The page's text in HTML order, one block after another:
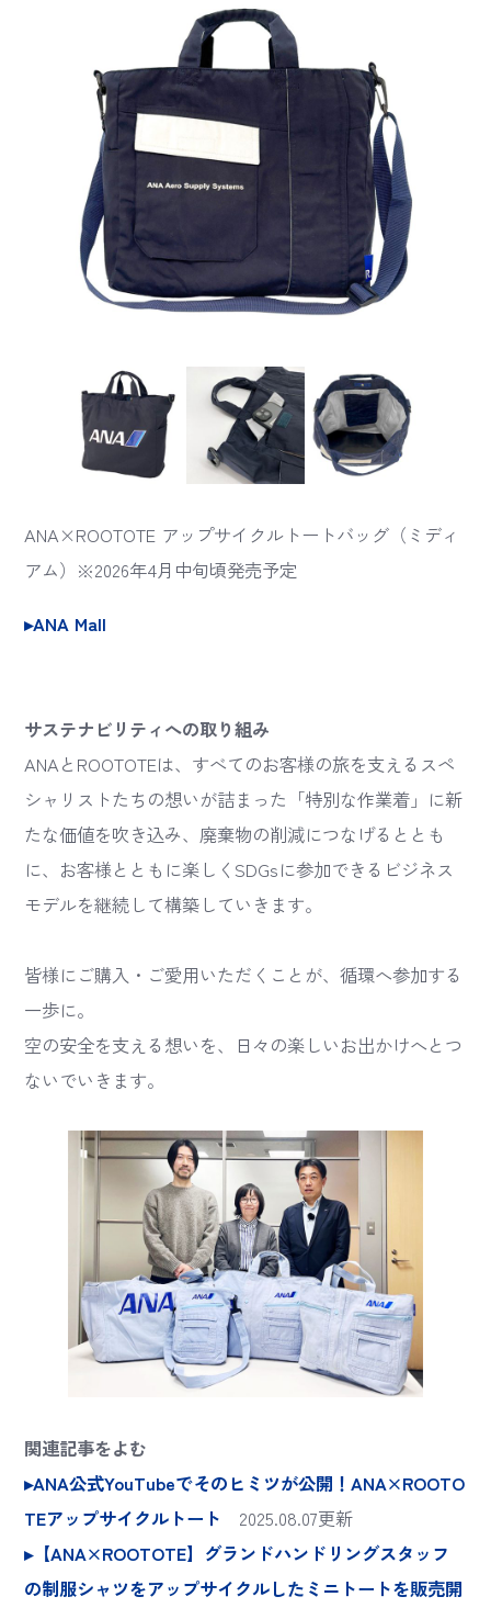
ANA×ROOTOTE アップサイクルトートバッグ（ミディ
アム）※2026年4月中旬頃発売予定
▸ANA Mall
サステナビリティへの取り組み
ANAとROOTOTEは、すべてのお客様の旅を支えるスペ
シャリストたちの想いが詰まった「特別な作業着」に新
たな価値を吹き込み、廃棄物の削減につなげるととも
に、お客様とともに楽しくSDGsに参加できるビジネス
モデルを継続して構築していきます。
皆様にご購入・ご愛用いただくことが、循環へ参加する
一歩に。
空の安全を支える想いを、日々の楽しいお出かけへとつ
ないでいきます。
関連記事をよむ
▸ANA公式YouTubeでそのヒミツが公開！ANA×ROOTO
TEアップサイクルトート 2025.08.07更新
▸【ANA×ROOTOTE】グランドハンドリングスタッフ
の制服シャツをアップサイクルしたミニトートを販売開